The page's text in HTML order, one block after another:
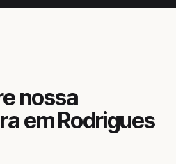
nossa
em Rodrigues